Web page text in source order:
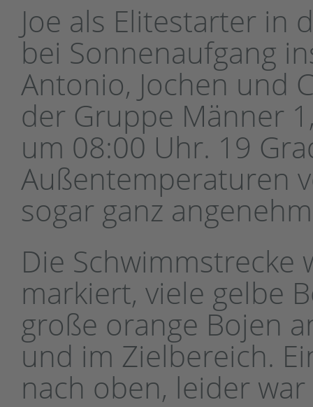
Joe als Elitestarter in
bei Sonnenaufgang
Antonio, Jochen und
der Gruppe Männer
um 08:00 Uhr. 19
Außentemperaturen
sogar ganz
Die
markiert, viele gelbe
große orange Bojen
und im Zielbereich.
nach oben, leider